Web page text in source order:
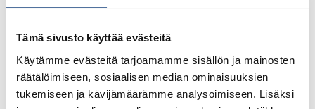
Tämä sivusto käyttää evästeitä
Käytämme evästeitä tarjoamamme sisällön ja mainosten
räätälöimiseen, sosiaalisen median ominaisuuksien
tukemiseen ja kävijämäärämme analysoimiseen. Lisäksi
valmennuspäällikkö Jaana Jokinen ja nuorten
maasta yhteensä 343. Voit seurata otteluiden live-
lähetyksiä täältä:
https://live.ijf.org/cont_cup_jun_esp2022/overview
21.05.2022 lauantaina ottelevat: -78 kg Emma Krapu,